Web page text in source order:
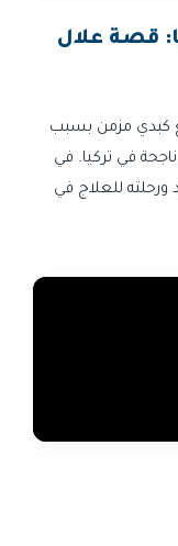
قصة علال
كبدي مزمن بسبب
ناجحة في تركيا. في
ورحلته للعلاج في